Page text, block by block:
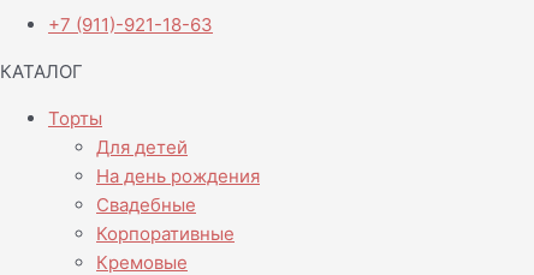
+7 (911)-921-18-63
КАТАЛОГ
Торты
Для детей
На день рождения
Свадебные
Корпоративные
Кремовые